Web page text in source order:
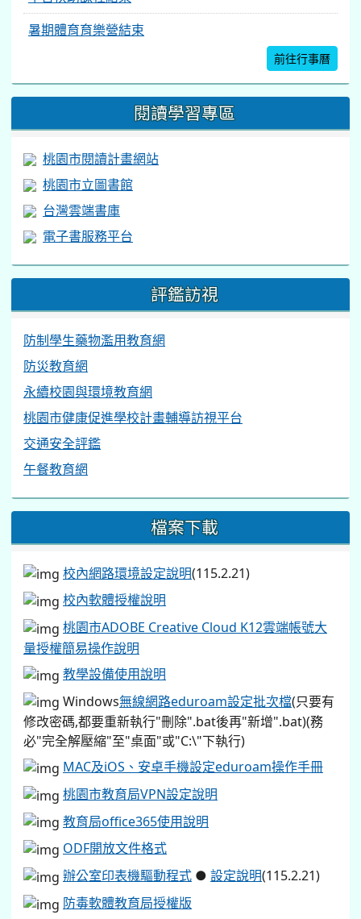
暑期體育育樂營結束
前往行事曆
閱讀學習專區
桃園市閱讀計畫網站
桃園市立圖書館
台灣雲端書庫
電子書服務平台
評鑑訪視
防制學生藥物濫用教育網
防災教育網
永續校園與環境教育網
桃園市健康促進學校計畫輔導訪視平台
交通安全評鑑
午餐教育網
檔案下載
校內網路環境設定說明(115.2.21)
校內軟體授權說明
桃園市ADOBE Creative Cloud K12雲端帳號大
量授權簡易操作說明
教學設備使用說明
Windows無線網路eduroam設定批次檔(只要有
修改密碼,都要重新執行"刪除".bat後再"新增".bat)(務
必"完全解壓縮"至"桌面"或"C:\"下執行)
MAC及iOS、安卓手機設定eduroam操作手冊
桃園市教育局VPN設定說明
教育局office365使用說明
ODF開放文件格式
辦公室印表機驅動程式 ● 設定說明(115.2.21)
防毒軟體教育局授權版